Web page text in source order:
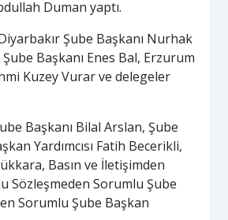
Duman yaptı.
Şube Başkanı Nurhak
Şube Başkanı Enes Bal, Erzurum
Kuzey Vurar ve delegeler
Başkanı Bilal Arslan, Şube
Yardımcısı Fatih Becerikli,
Basın ve İletişimden
Sözleşmeden Sorumlu Şube
Sorumlu Şube Başkan